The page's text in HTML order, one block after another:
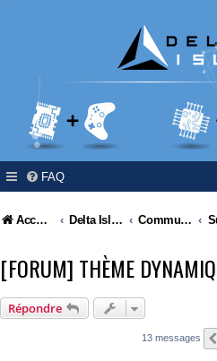
FAQ
Accueil Delta Island Communauté
[FORUM] THÈME
Répondre
13 messages